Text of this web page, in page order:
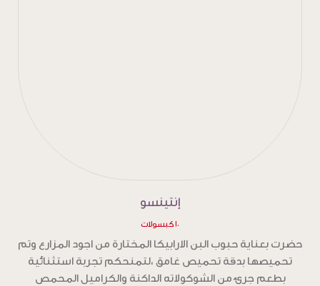
بلوند
١٠ كبسولات
حضرت بعناية حبوب بن الارابيكا المختارة من اجود المزارع ، وتم
تحميصها بدقة تحميص فاتح،لتمنحكم تجربة استثنائية تغمر
حواسكم بنكهات زهرية وفاكهية